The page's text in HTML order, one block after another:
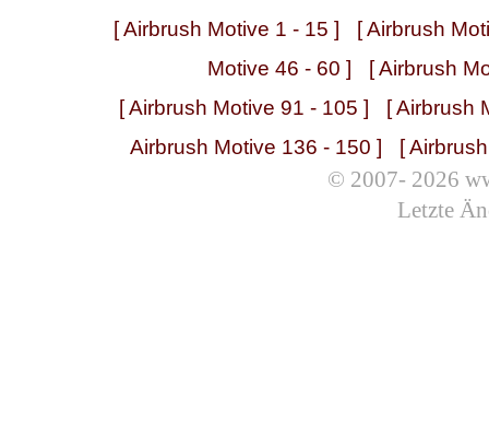
[ Airbrush Motive 1 - 15 ]
[ Airbrush
Motive 46 - 60 ]
[ Airbrush
[ Airbrush Motive 91 - 105 ]
[ Airbrush
Airbrush Motive 136 - 150 ]
[
© 2007- 2026
Letzte